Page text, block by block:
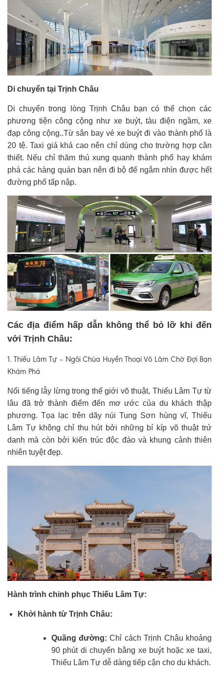
Di chuyển tại Trịnh Châu
Di chuyển trong lòng Trịnh Châu bạn có thể chọn các
phương tiện công cộng như xe buýt, tàu điện ngầm, xe
đạp công cộng..Từ sân bay vé xe buýt đi vào thành phố là
20 tệ. Taxi giá khá cao nên chỉ dùng cho trường hợp cần
thiết. Nếu chỉ thăm thú xung quanh thành phố hay khám
phá các hàng quán bạn nên đi bộ để ngắm nhìn được hết
đường phố tấp nập.
Các địa điểm hấp dẫn không thể bỏ lỡ khi đến
với Trịnh Châu:
1. Thiếu Lâm Tự – Ngôi Chùa Huyền Thoại Võ Lâm Chờ Đợi Bạn
Khám Phá
Nổi tiếng lẫy lừng trong thế giới võ thuật, Thiếu Lâm Tự từ
lâu đã trở thành điểm đến mơ ước của du khách thập
phương. Tọa lạc trên dãy núi Tung Sơn hùng vĩ, Thiếu
Lâm Tự không chỉ thu hút bởi những bí kíp võ thuật trứ
danh mà còn bởi kiến trúc độc đáo và khung cảnh thiên
nhiên tuyệt đẹp.
Hành trình chinh phục Thiếu Lâm Tự:
Khởi hành từ Trịnh Châu:
Quãng đường: Chỉ cách Trịnh Châu khoảng
90 phút di chuyển bằng xe buýt hoặc xe taxi,
Thiếu Lâm Tự dễ dàng tiếp cận cho du khách.